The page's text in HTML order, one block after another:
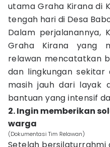
utama Graha Kirana di
tengah hari di Desa
Dalam perjalanannya,
Graha Kirana yang
relawan mencatatkan
dan lingkungan sekitar
masih jauh dari layak
bantuan yang intensif
2. Ingin memberikan
warga
(Dokumentasi Tim Relawan)